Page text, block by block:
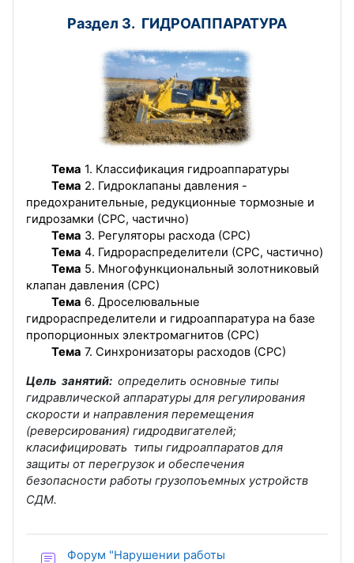
Раздел 3. ГИДРОАППАРАТУРА
Тема 1. Классификация гидроаппаратуры
Тема 2. Гидроклапаны давления -
предохранительные, редукционные тормозные и
гидрозамки (СРС, частично)
Тема 3. Регуляторы расхода (СРС)
Тема 4. Гидрораспределители (СРС, частично)
Тема 5. Многофункциональный золотниковый
клапан давления (СРС)
Тема 6. Дроселювальные
гидрораспределители и гидроаппаратура на базе
пропорционных электромагнитов (СРС)
Тема 7. Синхронизаторы расходов (СРС)
Цель занятий: определить основные типы
гидравлической аппаратуры для регулирования
скорости и направления перемещения
(реверсирования) гидродвигателей;
класифицировать типы гидроаппаратов для
защиты от перегрузок и обеспечения
безопасности работы грузопоъемных устройств
СДМ.
Форум "Нарушении работы